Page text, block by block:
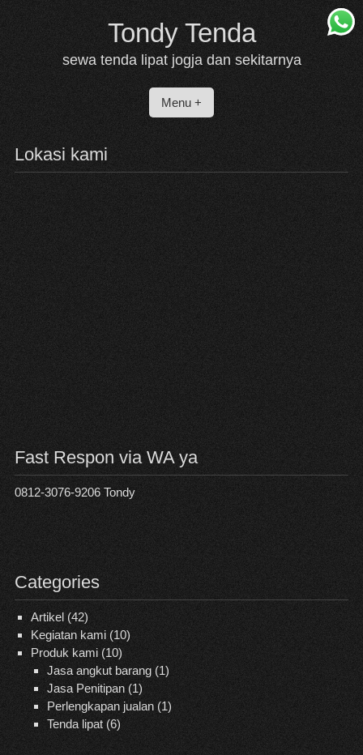
content
Tondy Tenda
sewa tenda lipat jogja dan sekitarnya
Menu +
Lokasi kami
Fast Respon via WA ya
0812-3076-9206 Tondy
Categories
Artikel(42)
Kegiatan kami(10)
Produk kami(10)
Jasa angkut barang(1)
Jasa Penitipan(1)
Perlengkapan jualan(1)
Tenda lipat(6)